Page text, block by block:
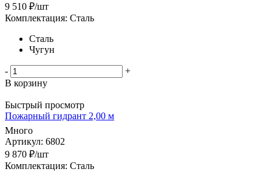
9 510 ₽/шт
Комплектация: Сталь
Сталь
Чугун
-
+
В корзину
Быстрый просмотр
Пожарный гидрант 2,00 м
Много
Артикул: 6802
9 870 ₽/шт
Комплектация: Сталь